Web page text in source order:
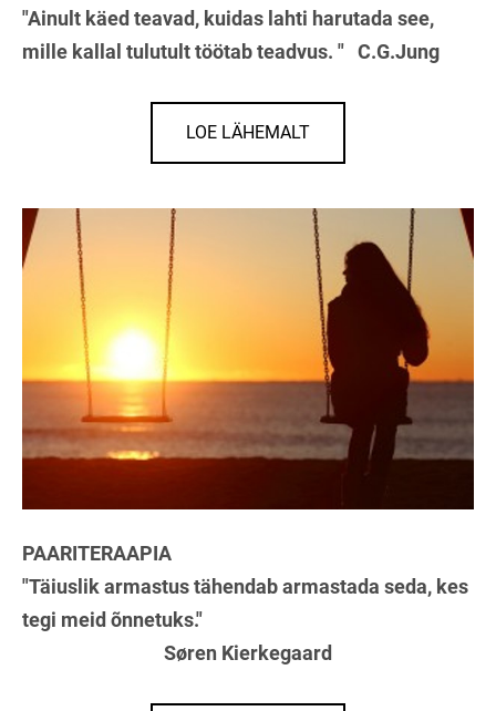
"Ainult käed teavad, kuidas lahti harutada see,
mille kallal tulutult töötab teadvus. " C.G.Jung
LOE LÄHEMALT
PAARITERAAPIA
"Täiuslik armastus tähendab armastada seda, kes
tegi meid õnnetuks."
Søren Kierkegaard